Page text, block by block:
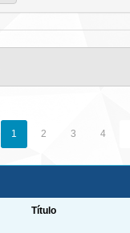
1 2 3 4
Título